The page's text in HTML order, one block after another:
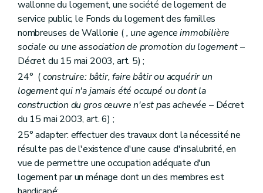
Sous-section 4
(Du conseil d'administration et des autres organes de gestion – Décret du 30 mars 2006, art. 8
Art. 148
Art. 148bis
Art. 148ter
Art. 148quater
quinquies
Art. 149
Art. 150
Art. 151
Art. 152
Art. 152bis
Art. 152ter
Art. 152quater
Art. 152
quinquies
Sous-section 5 Des comités consultatifs des locataires et des propriétaires
Art. 153
wallonne du logement, une société de logement de
service public, le Fonds du logement des familles
nombreuses de Wallonie (, une agence immobilière
sociale ou une association de promotion du logement–
Décret du 15 mai 2003, art. 5) ;
24° (construire: bâtir, faire bâtir ou acquérir un
logement qui n'a jamais été occupé ou dont la
construction du gros œuvre n'est pas achevée – Décret
du 15 mai 2003, art. 6) ;
25° adapter: effectuer des travaux dont la nécessité ne
résulte pas de l'existence d'une cause d'insalubrité, en
vue de permettre une occupation adéquate d'un
logement par un ménage dont un des membres est